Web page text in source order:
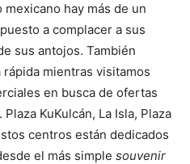
hay más de un
a complacer a sus
sus antojos. También
mientras visitamos
en busca de ofertas
KuKulcán, La Isla, Plaza
centros están dedicados
el más simple souvenir